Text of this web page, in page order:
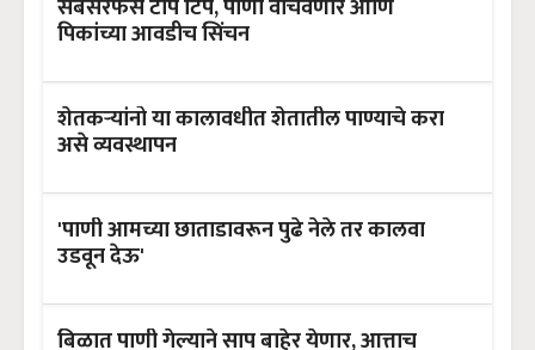
सबसरफेस टीप टिप, पाणी वाचवणारं आणि
पिकांच्या आवडीच सिंचन
शेतकऱ्यांनो या कालावधीत शेतातील पाण्याचे करा
असे व्यवस्थापन
'पाणी आमच्या छाताडावरून पुढे नेले तर कालवा
उडवून देऊ'
बिळात पाणी गेल्याने साप बाहेर येणार, आत्ताच